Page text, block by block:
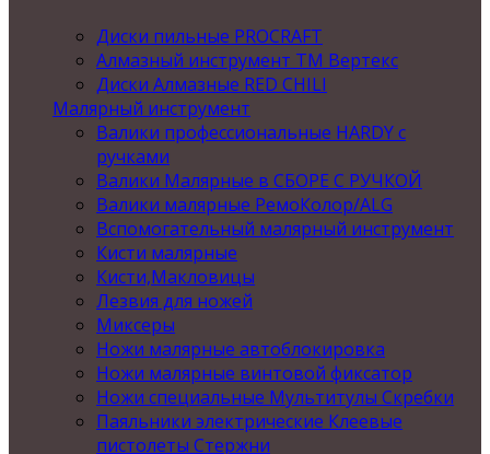
Диски пильные PROCRAFT
Алмазный инструмент ТМ Вертекс
Диски Алмазные RED CHILI
Малярный инструмент
Валики профессиональные HARDY с
ручками
Валики Малярные в СБОРЕ С РУЧКОЙ
Валики малярные РемоКолор/ALG
Вспомогательный малярный инструмент
Кисти малярные
Кисти,Макловицы
Лезвия для ножей
Миксеры
Ножи малярные автоблокировка
Ножи малярные винтовой фиксатор
Ножи специальные Мультитулы Скребки
Паяльники электрические Клеевые
пистолеты Стержни